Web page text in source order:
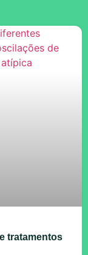
tratamentos